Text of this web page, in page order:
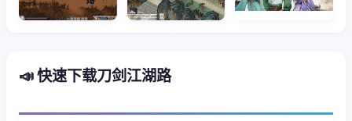
📣 快速下载刀剑江湖路